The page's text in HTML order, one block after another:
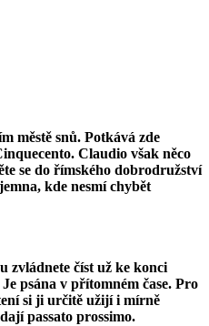
městě snů. Potkává zde
Claudio však něco
se do římského dobrodružství
kde nesmí chybět
zvládnete číst už ke konci
psána v přítomném čase. Pro
si ji určitě užijí i mírně
passato prossimo.